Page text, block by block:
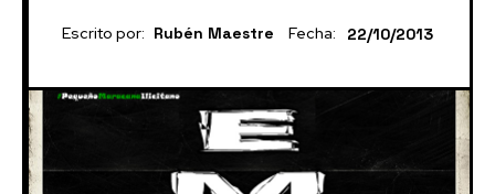
Escrito por: Rubén Maestre Fecha: 22/10/2013